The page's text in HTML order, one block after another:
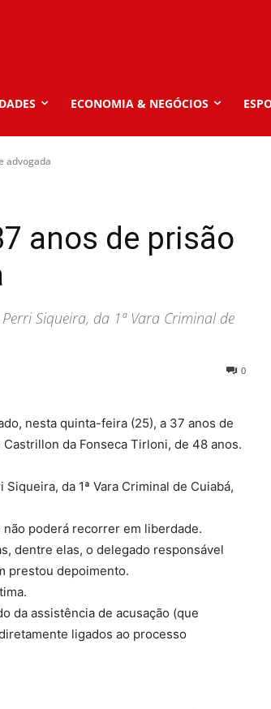
ECONOMIA & NEGÓCIOS
advogada
anos de prisão
Siqueira, da 1ª Vara Criminal de
0
nesta quinta-feira (25), a 37 anos de
da Fonseca Tirloni, de 48 anos.
da 1ª Vara Criminal de Cuiabá,
poderá recorrer em liberdade.
dentre elas, o delegado responsável
prestou depoimento.
da assistência de acusação (que
ligados ao processo